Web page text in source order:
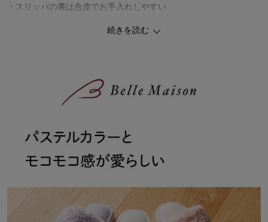
・スリッパの裏は合皮でお手入れしやすい
続きを読む